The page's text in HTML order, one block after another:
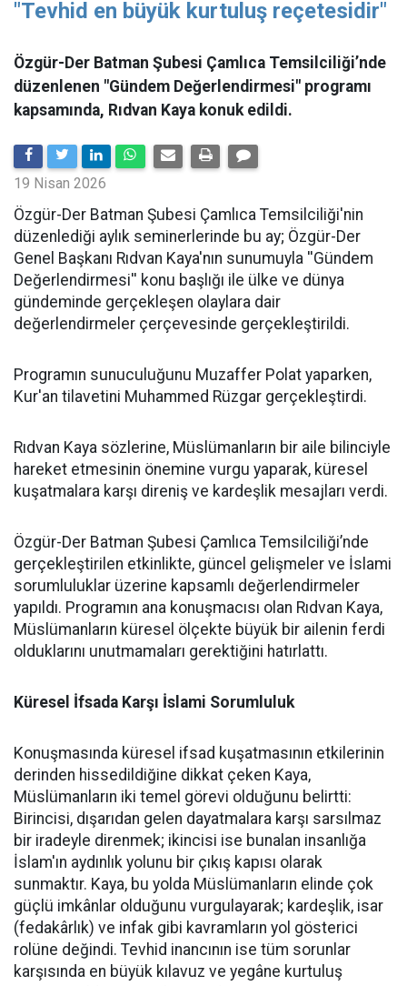
"Tevhid en büyük kurtuluş reçetesidir"
Özgür-Der Batman Şubesi Çamlıca Temsilciliği’nde
düzenlenen "Gündem Değerlendirmesi" programı
kapsamında, Rıdvan Kaya konuk edildi.
19 Nisan 2026
​Özgür-Der Batman Şubesi Çamlıca Temsilciliği'nin
düzenlediği aylık seminerlerinde bu ay; Özgür-Der
Genel Başkanı Rıdvan Kaya'nın sunumuyla ''Gündem
Değerlendirmesi'' konu başlığı ile ülke ve dünya
gündeminde gerçekleşen olaylara dair
değerlendirmeler çerçevesinde gerçekleştirildi.
Programın sunuculuğunu Muzaffer Polat yaparken,
Kur'an tilavetini Muhammed Rüzgar gerçekleştirdi.
Rıdvan Kaya sözlerine, Müslümanların bir aile bilinciyle
hareket etmesinin önemine vurgu yaparak, küresel
kuşatmalara karşı direniş ve kardeşlik mesajları verdi.
Özgür-Der Batman Şubesi Çamlıca Temsilciliği’nde
gerçekleştirilen etkinlikte, güncel gelişmeler ve İslami
sorumluluklar üzerine kapsamlı değerlendirmeler
yapıldı. Programın ana konuşmacısı olan Rıdvan Kaya,
Müslümanların küresel ölçekte büyük bir ailenin ferdi
olduklarını unutmamaları gerektiğini hatırlattı.
Küresel İfsada Karşı İslami Sorumluluk
Konuşmasında küresel ifsad kuşatmasının etkilerinin
derinden hissedildiğine dikkat çeken Kaya,
Müslümanların iki temel görevi olduğunu belirtti:
Birincisi, dışarıdan gelen dayatmalara karşı sarsılmaz
bir iradeyle direnmek; ikincisi ise bunalan insanlığa
İslam'ın aydınlık yolunu bir çıkış kapısı olarak
sunmaktır. Kaya, bu yolda Müslümanların elinde çok
güçlü imkânlar olduğunu vurgulayarak; kardeşlik, isar
(fedakârlık) ve infak gibi kavramların yol gösterici
rolüne değindi. Tevhid inancının ise tüm sorunlar
karşısında en büyük kılavuz ve yegâne kurtuluş